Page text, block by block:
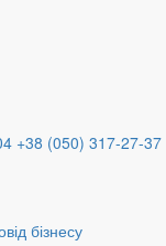
+38 (050) 317-27-37
бізнесу